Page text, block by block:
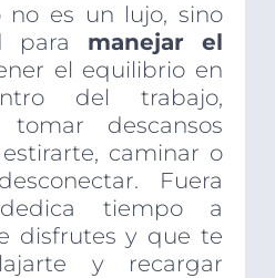
no es un lujo, sino
para manejar el
el equilibrio en
del trabajo,
descansos
caminar o
Fuera
tiempo a
disfrutes y que te
y recargar